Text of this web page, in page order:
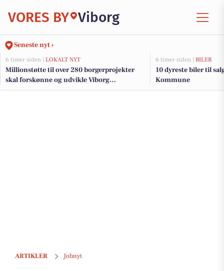
VORES BY Viborg
Seneste nyt ›
6 timer siden | LOKALT NYT
Millionstøtte til over 280 borgerprojekter
skal forskønne og udvikle Viborg
Kommunes mindre byer
6 timer siden | BILER
10 dyreste biler til
Kommune
ARTIKLER Jobnyt
Kirketjener til fleksibel og serviceminded stilling i Viborg